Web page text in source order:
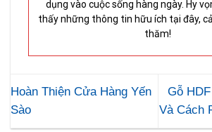
dụng vào cuộc sống hàng ngày. Hy
thấy những thông tin hữu ích tại đây,
thăm!
Hoàn Thiện Cửa Hàng Yến
Sào
Gỗ
Và Cách